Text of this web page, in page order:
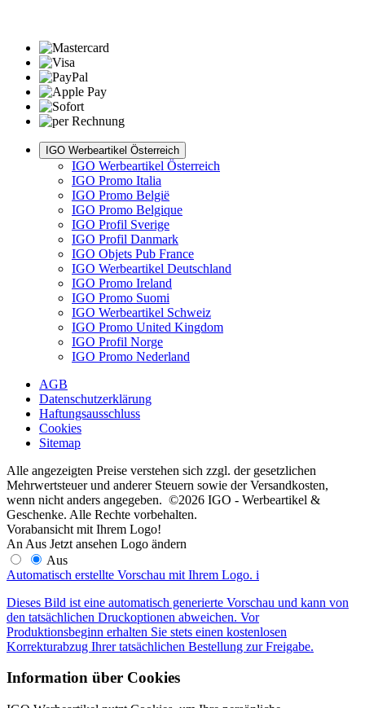
IGO Werbeartikel Österreich
IGO Werbeartikel Österreich
IGO Promo Italia
IGO Promo België
IGO Promo Belgique
IGO Profil Sverige
IGO Profil Danmark
IGO Objets Pub France
IGO Werbeartikel Deutschland
IGO Promo Ireland
IGO Promo Suomi
IGO Werbeartikel Schweiz
IGO Promo United Kingdom
IGO Profil Norge
IGO Promo Nederland
AGB
Datenschutzerklärung
Haftungsausschluss
Cookies
Sitemap
Alle angezeigten Preise verstehen sich zzgl. der gesetzlichen
Mehrwertsteuer und anderer Steuern sowie der Versandkosten,
wenn nicht anders angegeben. ©2026 IGO - Werbeartikel &
Geschenke. Alle Rechte vorbehalten.
Vorabansicht mit Ihrem Logo!
An Aus Jetzt ansehen Logo ändern
Aus
Automatisch erstellte Vorschau mit Ihrem Logo. i
Dieses Bild ist eine automatisch generierte Vorschau und kann von
den tatsächlichen Druckoptionen abweichen. Vor
Produktionsbeginn erhalten Sie stets einen kostenlosen
Korrekturabzug Ihrer tatsächlichen Bestellung zur Freigabe.
Information über Cookies